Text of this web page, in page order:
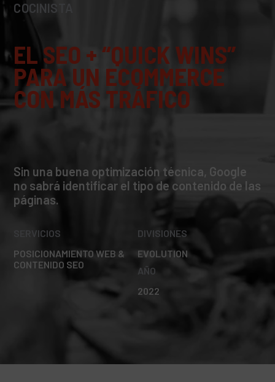
COCINISTA
EL SEO + “QUICK WINS”
PARA UN ECOMMERCE
CON MÁS TRÁFICO
Sin una buena optimización técnica, Google
no sabrá identificar el tipo de contenido de las
páginas.
SERVICIOS
POSICIONAMIENTO WEB &
CONTENIDO SEO
DIVISIONES
EVOLUTION
AÑO
2022